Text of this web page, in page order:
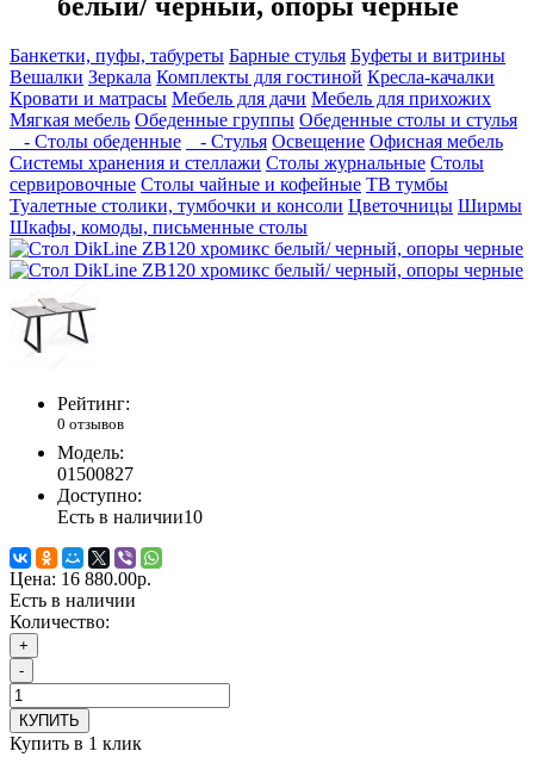
Банкетки, пуфы, табуреты Барные стулья Буфеты и витрины
Вешалки Зеркала Комплекты для гостиной Кресла-качалки
Кровати и матрасы Мебель для дачи Мебель для прихожих
Мягкая мебель Обеденные группы Обеденные столы и стулья
- Столы обеденные
- Стулья Освещение Офисная мебель
Системы хранения и стеллажи Столы журнальные Столы
сервировочные Столы чайные и кофейные ТВ тумбы
Туалетные столики, тумбочки и консоли Цветочницы Ширмы
Шкафы, комоды, письменные столы
Рейтинг:
0 отзывов
Модель:
01500827
Доступно:
Есть в наличии10
Цена: 16 880.00р.
Есть в наличии
Количество:
+
-
КУПИТЬ
Купить в 1 клик